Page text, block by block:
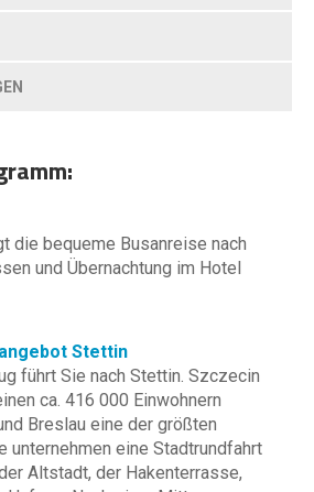
die bequeme Busanreise nach
und Übernachtung im Hotel
Stettin
führt Sie nach Stettin. Szczecin
ca. 416 000 Einwohnern
Breslau eine der größten
unternehmen eine Stadtrundfahrt
Altstadt, der Hakenterrasse,